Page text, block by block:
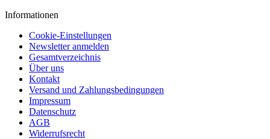
Informationen
Cookie-Einstellungen
Newsletter anmelden
Gesamtverzeichnis
Über uns
Kontakt
Versand und Zahlungsbedingungen
Impressum
Datenschutz
AGB
Widerrufsrecht